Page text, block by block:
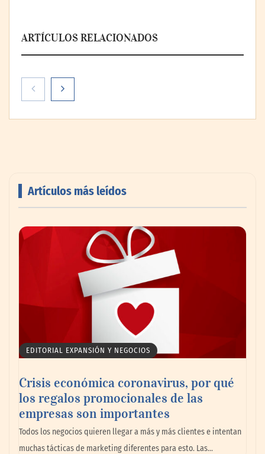
ARTÍCULOS RELACIONADOS
impulsando la colaboración en el sector
La omnicanalidad redefine la forma de
planear viajes en México
Artículos más leídos
EDITORIAL EXPANSIÓN Y NEGOCIOS
Crisis económica coronavirus, por qué
los regalos promocionales de las
empresas son importantes
Todos los negocios quieren llegar a más y más clientes e intentan
muchas tácticas de marketing diferentes para esto. Las…